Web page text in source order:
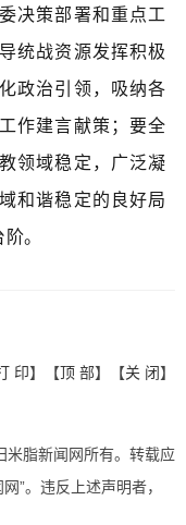
决策部署和重点工
统战资源发挥积极
政治引领，吸纳各
作建言献策；要全
领域稳定，广泛凝
和谐稳定的良好局
。
印】【顶 部】【关 闭】
米脂新闻网所有。转载应
”。违反上述声明者，